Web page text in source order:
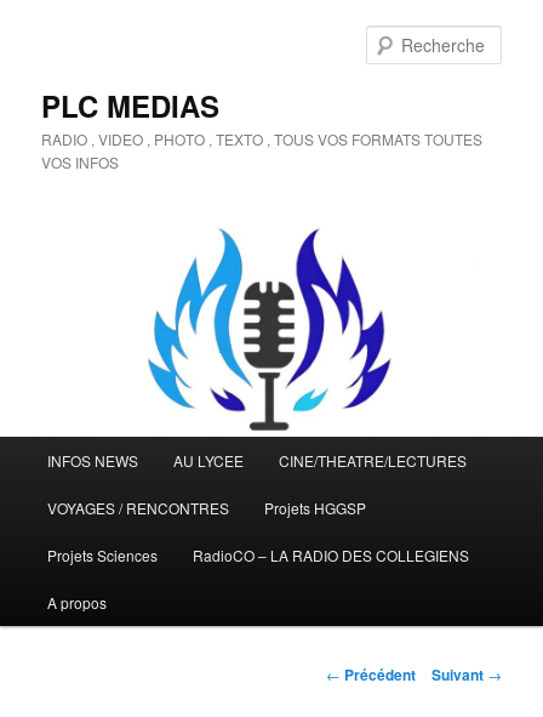
PLC MEDIAS
RADIO , VIDEO , PHOTO , TEXTO , TOUS VOS FORMATS TOUTES
VOS INFOS
principal
INFOS NEWS AU LYCEE CINE/THEATRE/LECTURES
VOYAGES / RENCONTRES Projets HGGSP
Projets Sciences RadioCO – LA RADIO DES COLLEGIENS
A propos
Navigation
← Précédent Suivant →